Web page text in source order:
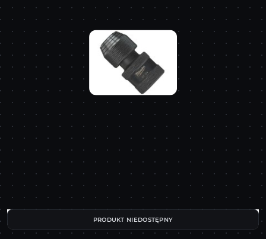
PRODUKT NIEDOSTĘPNY